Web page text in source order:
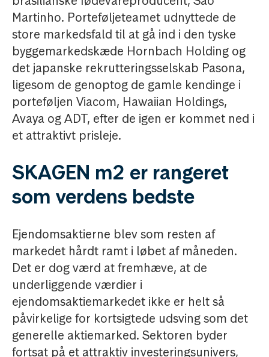
Martinho. Porteføljeteamet udnyttede de
store markedsfald til at gå ind i den tyske
byggemarkedskæde Hornbach Holding og
det japanske rekrutteringsselskab Pasona,
ligesom de genoptog de gamle kendinge i
porteføljen Viacom, Hawaiian Holdings,
Avaya og ADT, efter de igen er kommet ned i
et attraktivt prisleje.
SKAGEN m2 er rangeret
som verdens bedste
Ejendomsaktierne blev som resten af
markedet hårdt ramt i løbet af måneden.
Det er dog værd at fremhæve, at de
underliggende værdier i
ejendomsaktiemarkedet ikke er helt så
påvirkelige for kortsigtede udsving som det
generelle aktiemarked. Sektoren byder
fortsat på et attraktiv investeringsunivers,